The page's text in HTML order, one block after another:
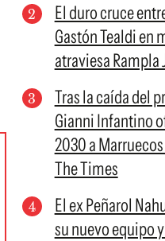
El duro cruce
Gastón Tealdi en
atraviesa Rampla
Tras la caída del
Gianni Infantino
2030 a
The Times
El ex Peñarol
su nuevo equipo